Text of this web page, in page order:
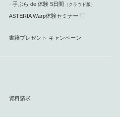
手ぶら de 体験 5日間 （クラウド版）
ASTERIA Warp体験セミナー
書籍プレゼント キャンペーン
資料請求